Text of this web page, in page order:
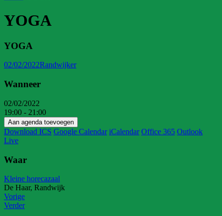
YOGA
YOGA
02/02/2022Randwijker
Wanneer
02/02/2022
19:00 - 21:00
Aan agenda toevoegen
Download ICS Google Calendar iCalendar Office 365 Outlook
Live
Waar
Kleine horecazaal
De Haar, Randwijk
Vorige
Verder